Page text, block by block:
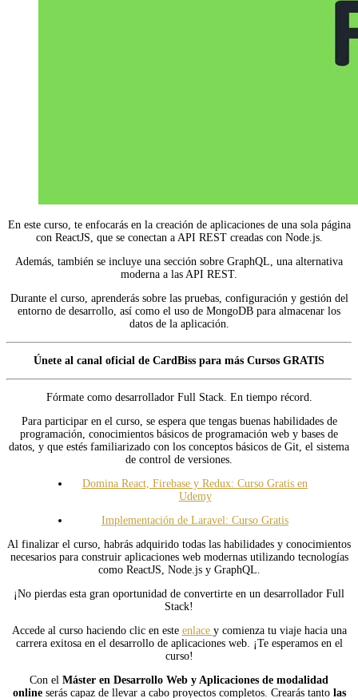
En este curso, te enfocarás en la creación de aplicaciones de una sola página
con ReactJS, que se conectan a API REST creadas con Node.js.
Además, también se incluye una sección sobre GraphQL, una alternativa
moderna a las API REST.
Durante el curso, aprenderás sobre las pruebas, configuración y gestión del
entorno de desarrollo, así como el uso de MongoDB para almacenar los
datos de la aplicación.
Únete al canal oficial de CardBiss para más Cursos GRATIS
Fórmate como desarrollador Full Stack. En tiempo récord.
Para participar en el curso, se espera que tengas buenas habilidades de
programación, conocimientos básicos de programación web y bases de
datos, y que estés familiarizado con los conceptos básicos de Git, el sistema
de control de versiones.
Domina React, Firebase y Redux: Curso Gratis en
Udemy
Implementación de Laravel: Curso Gratis
Al finalizar el curso, habrás adquirido todas las habilidades y conocimientos
necesarios para construir aplicaciones web modernas utilizando tecnologías
como ReactJS, Node.js y GraphQL.
¡No pierdas esta gran oportunidad de convertirte en un desarrollador Full
Stack!
Accede al curso haciendo clic en este enlace y comienza tu viaje hacia una
carrera exitosa en el desarrollo de aplicaciones web. ¡Te esperamos en el
curso!
Con el Máster en Desarrollo Web y Aplicaciones de modalidad
onlineserás capaz de llevar a cabo proyectos completos. Crearás tanto las